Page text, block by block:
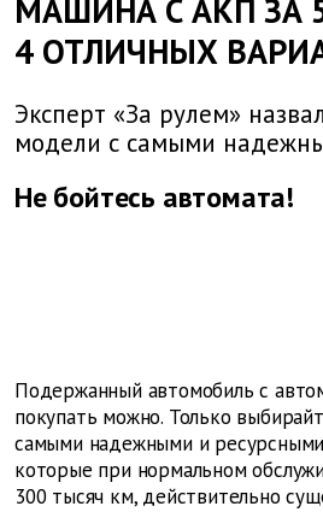
МАШИНА С АКП ЗА
4 ОТЛИЧНЫХ
Эксперт «За рулем»
модели с самыми
Не бойтесь автомата!
Подержанный автомобиль с
покупать можно. Только
самыми надежными и ресурсными
которые при нормальном
300 тысяч км, действительно